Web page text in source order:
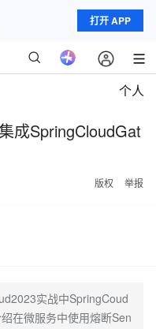
打开 APP
个人
成SpringCloudGat
版权 举报
实战中SpringCoud
在微服务中使用熔断Sen